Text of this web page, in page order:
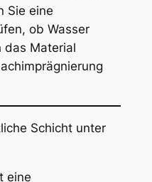
Sie eine
ob Wasser
das Material
Schicht unter
eine